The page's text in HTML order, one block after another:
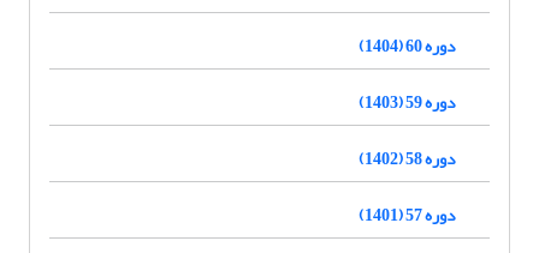
دوره 60 (1404)
دوره 59 (1403)
دوره 58 (1402)
دوره 57 (1401)